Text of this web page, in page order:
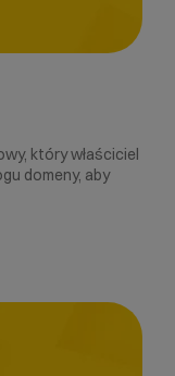
który właściciel
domeny, aby